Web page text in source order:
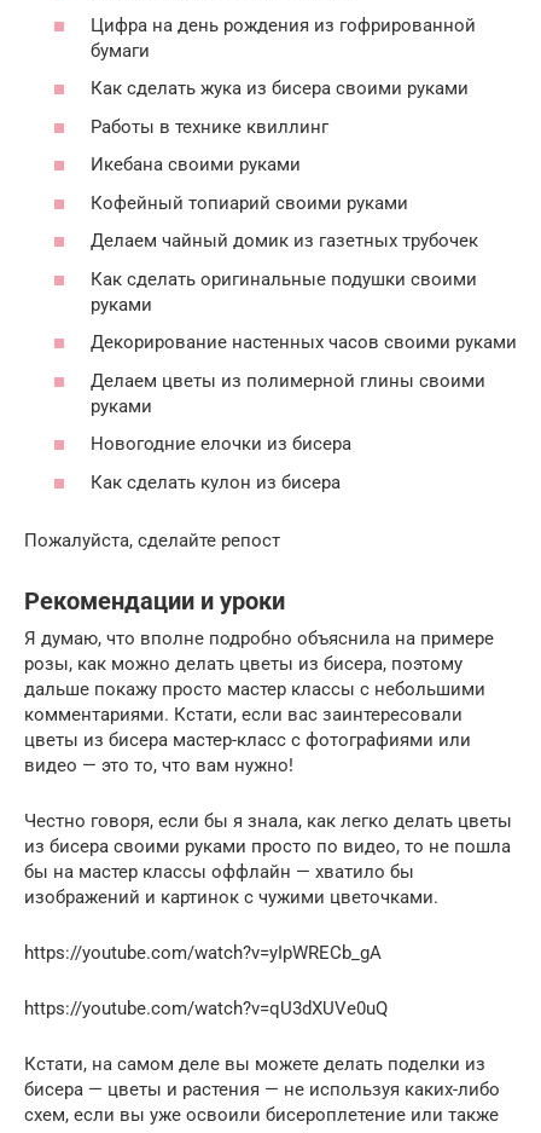
Цифра на день рождения из гофрированной
бумаги
Как сделать жука из бисера своими руками
Работы в технике квиллинг
Икебана своими руками
Кофейный топиарий своими руками
Делаем чайный домик из газетных трубочек
Как сделать оригинальные подушки своими
руками
Декорирование настенных часов своими руками
Делаем цветы из полимерной глины своими
руками
Новогодние елочки из бисера
Как сделать кулон из бисера
Пожалуйста, сделайте репост
Рекомендации и уроки
Я думаю, что вполне подробно объяснила на примере
розы, как можно делать цветы из бисера, поэтому
дальше покажу просто мастер классы с небольшими
комментариями. Кстати, если вас заинтересовали
цветы из бисера мастер-класс с фотографиями или
видео — это то, что вам нужно!
Честно говоря, если бы я знала, как легко делать цветы
из бисера своими руками просто по видео, то не пошла
бы на мастер классы оффлайн — хватило бы
изображений и картинок с чужими цветочками.
https://youtube.com/watch?v=yIpWRECb_gA
https://youtube.com/watch?v=qU3dXUVe0uQ
Кстати, на самом деле вы можете делать поделки из
бисера — цветы и растения — не используя каких-либо
схем, если вы уже освоили бисероплетение или также